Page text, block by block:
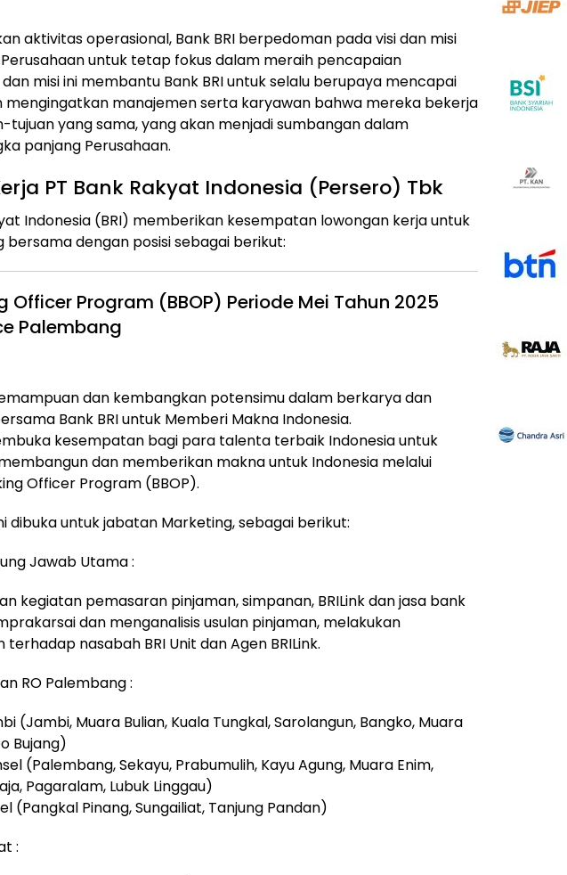
aktivitas operasional, Bank BRI berpedoman pada visi dan misi
untuk tetap fokus dalam meraih pencapaian
misi ini membantu Bank BRI untuk selalu berupaya mencapai
mengingatkan manajemen serta karyawan bahwa mereka bekerja
tujuan yang sama, yang akan menjadi sumbangan dalam
panjang Perusahaan.
PT Bank Rakyat Indonesia (Persero) Tbk
Indonesia (BRI) memberikan kesempatan lowongan kerja untuk
dengan posisi sebagai berikut:
Officer Program (BBOP) Periode Mei Tahun 2025
Palembang
dan kembangkan potensimu dalam berkarya dan
Bank BRI untuk Memberi Makna Indonesia.
kesempatan bagi para talenta terbaik Indonesia untuk
dan memberikan makna untuk Indonesia melalui
Officer Program (BBOP).
dibuka untuk jabatan Marketing, sebagai berikut:
Jawab Utama :
kegiatan pemasaran pinjaman, simpanan, BRILink dan jasa bank
dan menganalisis usulan pinjaman, melakukan
nasabah BRI Unit dan Agen BRILink.
RO Palembang :
(Jambi, Muara Bulian, Kuala Tungkal, Sarolangun, Bangko, Muara
Bujang)
(Palembang, Sekayu, Prabumulih, Kayu Agung, Muara Enim,
Pagaralam, Lubuk Linggau)
(Pangkal Pinang, Sungailiat, Tanjung Pandan)
: